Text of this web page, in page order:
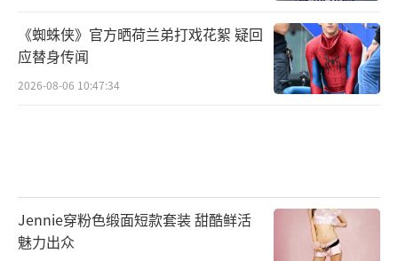
《蜘蛛侠》官方晒荷兰弟打戏花絮 疑回
应替身传闻
2026-08-06 10:47:34
Jennie穿粉色缎面短款套装 甜酷鲜活
魅力出众